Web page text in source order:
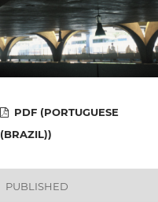
PDF (PORTUGUESE
(BRAZIL))
PUBLISHED